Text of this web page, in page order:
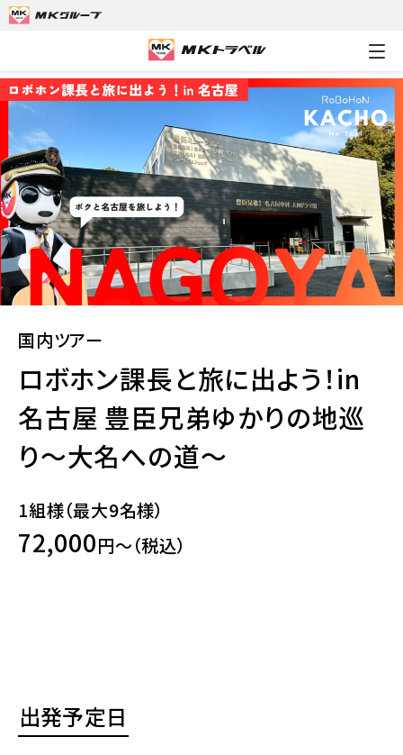
国内ツアー ロボホン課長と旅に出よう！in
国内ツアー
ロボホン課長と旅に出よう！in
名古屋 豊臣兄弟ゆかりの地巡
り～大名への道～
1組様（最大9名様）
72,000円～（税込）
出発予定日